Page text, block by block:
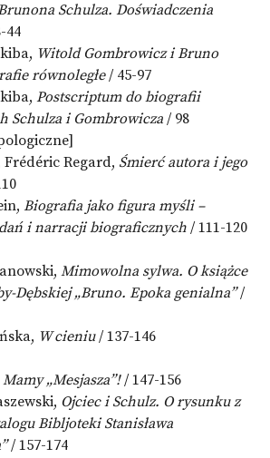
Schulza. Doświadczenia
44
Witold Gombrowicz i Bruno
równoległe/ 45-97
Postscriptum do biografii
Schulza i Gombrowicza / 98
Regard, Śmierć autora i jego
Biografia jako figura myśli –
i narracji biograficznych / 111-120
Mimowolna sylwa. O książce
Dębskiej „Bruno. Epoka genialna”/
W cieniu/ 137-146
Mamy „Mesjasza”! / 147-156
Ojciec i Schulz. O rysunku z
Bibljoteki Stanisława
/ 157-174